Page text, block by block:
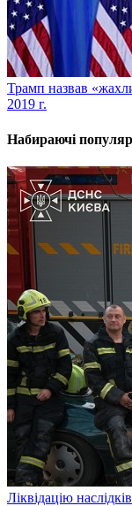
​Трамп назвав
2019 г.
Набираючі
​Ліквідацію